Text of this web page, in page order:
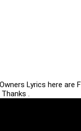
Lyrics here are
.